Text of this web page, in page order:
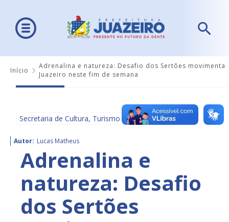
Início
Adrenalina e natureza: Desafio dos Sertões movimenta
Juazeiro neste fim de semana
Secretaria de Cultura, Turismo e Esportes - SECULTE
Autor: Lucas Matheus
Adrenalina e
natureza: Desafio
dos Sertões